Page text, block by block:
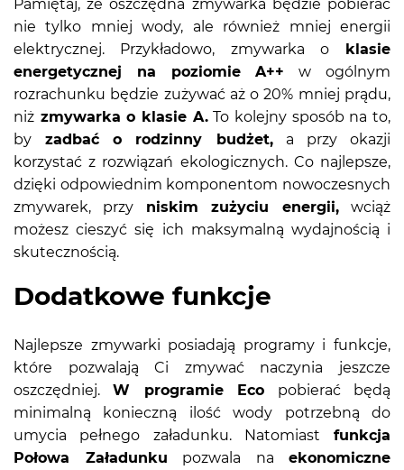
Pamiętaj, że oszczędna zmywarka będzie pobierać
nie tylko mniej wody, ale również mniej energii
elektrycznej. Przykładowo, zmywarka oklasie
energetycznej na poziomie A++ w ogólnym
rozrachunku będzie zużywać aż o 20% mniej prądu,
niż zmywarka o klasie A.To kolejny sposób na to,
by zadbać o rodzinny budżet,a przy okazji
korzystać z rozwiązań ekologicznych. Co najlepsze,
dzięki odpowiednim komponentom nowoczesnych
zmywarek, przy niskim zużyciu energii,wciąż
możesz cieszyć się ich maksymalną wydajnością i
skutecznością.
Dodatkowe funkcje
Najlepsze zmywarki posiadają programy i funkcje,
które pozwalają Ci zmywać naczynia jeszcze
oszczędniej.W programie Eco pobierać będą
minimalną konieczną ilość wody potrzebną do
umycia pełnego załadunku. Natomiast funkcja
Połowa Załadunku pozwala na ekonomiczne